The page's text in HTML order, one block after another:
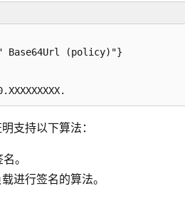
Base64Url (policy)"}
支持以下算法：
。
进行签名的算法。